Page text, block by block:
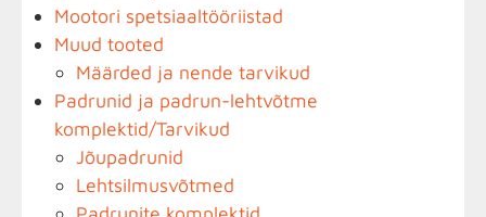
Mootori spetsiaaltööriistad
Muud tooted
Määrded ja nende tarvikud
Padrunid ja padrun-lehtvõtme
komplektid/Tarvikud
Jõupadrunid
Lehtsilmusvõtmed